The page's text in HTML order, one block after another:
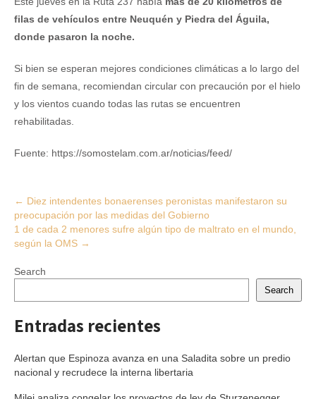
filas de vehículos entre Neuquén y Piedra del Águila,
donde pasaron la noche.
Si bien se esperan mejores condiciones climáticas a lo largo del
fin de semana, recomiendan circular con precaución por el hielo
y los vientos cuando todas las rutas se encuentren
rehabilitadas.
Fuente: https://somostelam.com.ar/noticias/feed/
Post
navigation
← Diez intendentes bonaerenses peronistas manifestaron su
preocupación por las medidas del Gobierno
1 de cada 2 menores sufre algún tipo de maltrato en el mundo,
según la OMS →
Search
Search
Entradas recientes
Alertan que Espinoza avanza en una Saladita sobre un predio
nacional y recrudece la interna libertaria